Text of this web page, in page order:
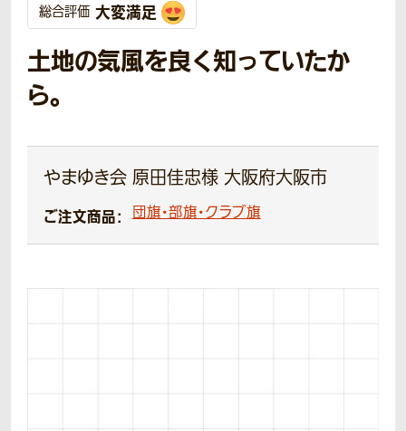
総合評価 大変満足
土地の気風を良く知っていたか
ら。
やまゆき会 原田佳忠様 大阪府大阪市
ご注文商品： 団旗・部旗・クラブ旗